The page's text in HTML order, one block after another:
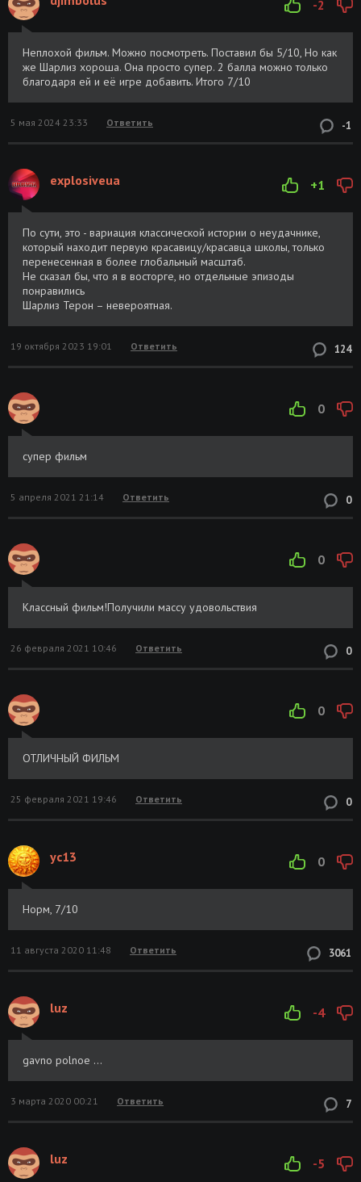
Та еще парочка / Long Shot (2019)
BDRemux 1080p от селезень | iTunes
Размер:
26.09 GB
Скачать
Та еще парочка / Long Shot (2019) BDRip
720p от селезень | iTunes
Размер: 4.65
GB
Скачать
Та ещё парочка / Long Shot (2019) BDRip
[H.264/1080p]
Размер: 13.7
Скачать
Та еще парочка / Long Shot (2019) BDRip
[H.264]
Размер: 2.48
GB
Скачать
Та еще парочка / Long Shot (2019) BDRip
[720p] ATV
[H.264/720p]
-2
Неплохой фильм. Можно посмотреть. Поставил бы 5/10, Но как
же Шарлиз хороша. Она просто супер. 2 балла можно только
благодаря ей и её игре добавить. Итого 7/10
-1
5 мая 2024 23:33 Ответить
+1
explosiveua
По сути, это - вариация классической истории о неудачнике,
который находит первую красавицу/красавца школы, только
перенесенная в более глобальный масштаб.
Не сказал бы, что я в восторге, но отдельные эпизоды
понравились
Шарлиз Терон – невероятная.
124
19 октября 2023 19:01 Ответить
0
супер фильм
0
5 апреля 2021 21:14 Ответить
0
Классный фильм!Получили массу удовольствия
0
26 февраля 2021 10:46 Ответить
0
ОТЛИЧНЫЙ ФИЛЬМ
0
25 февраля 2021 19:46 Ответить
0
yc13
Норм, 7/10
3061
11 августа 2020 11:48 Ответить
-4
luz
gavno polnoe ...
7
3 марта 2020 00:21 Ответить
-5
luz